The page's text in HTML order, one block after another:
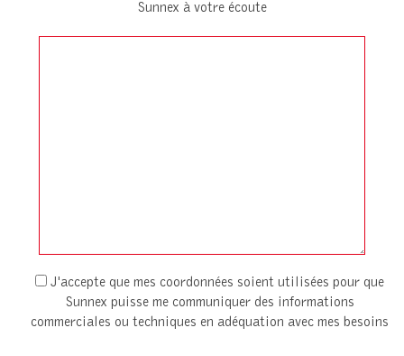
Sunnex à votre écoute
J'accepte que mes coordonnées soient utilisées pour que
Sunnex puisse me communiquer des informations
commerciales ou techniques en adéquation avec mes besoins